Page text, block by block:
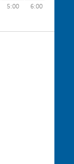
5:00 6:00